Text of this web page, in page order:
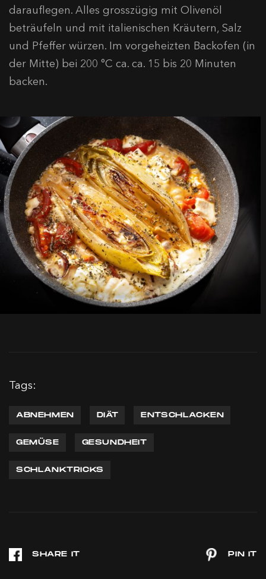
darauflegen. Alles grosszügig mit Olivenöl
beträufeln und mit italienischen Kräutern, Salz
und Pfeffer würzen. Im vorgeheizten Backofen (in
der Mitte) bei 200 °C ca. ca. 15 bis 20 Minuten
backen.
Tags:
ABNEHMEN DIÄT ENTSCHLACKEN
GEMÜSE GESUNDHEIT
SCHLANKTRICKS